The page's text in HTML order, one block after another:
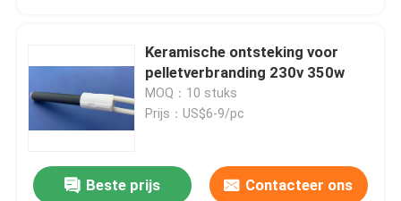
Keramische ontsteking voor
pelletverbranding 230v 350w
MOQ：10 stuks
Prijs：US$6-9/pc
Beste prijs Contacteer ons